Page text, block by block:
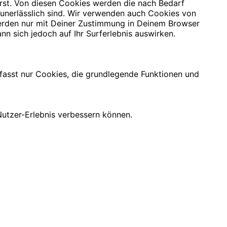
Von diesen Cookies werden die nach Bedarf
sind. Wir verwenden auch Cookies von
nur mit Deiner Zustimmung in Deinem Browser
sich jedoch auf Ihr Surferlebnis auswirken.
nur Cookies, die grundlegende Funktionen und
Erlebnis verbessern können.